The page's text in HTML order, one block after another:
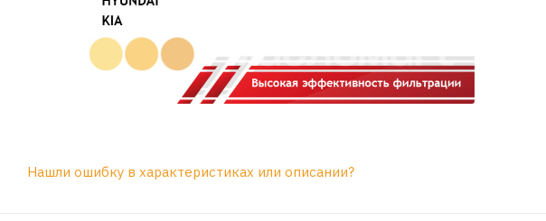
Нашли ошибку в характеристиках или описании?